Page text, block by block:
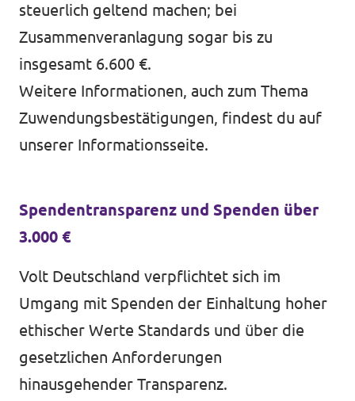
steuerlich geltend machen; bei
Zusammenveranlagung sogar bis zu
insgesamt 6.600 €.
Weitere Informationen, auch zum Thema
Zuwendungsbestätigungen, findest du auf
unserer Informationsseite.
Spendentransparenz und Spenden über
3.000 €
Volt Deutschland verpflichtet sich im
Umgang mit Spenden der Einhaltung hoher
ethischer Werte Standards und über die
gesetzlichen Anforderungen
hinausgehender Transparenz.